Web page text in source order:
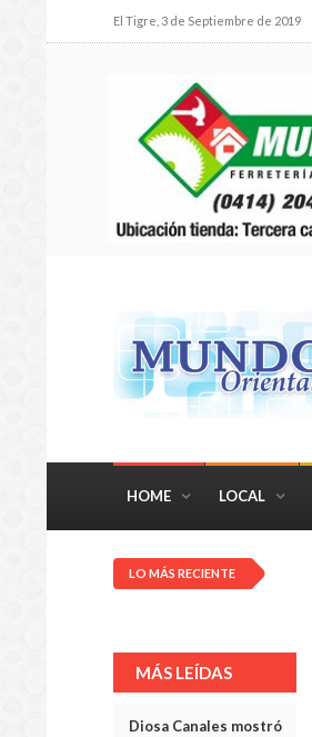
El Tigre, 3 de Septiembre de 2019
HOME LOCAL
LO MÁS RECIENTE
MÁS LEÍDAS
Diosa Canales mostró